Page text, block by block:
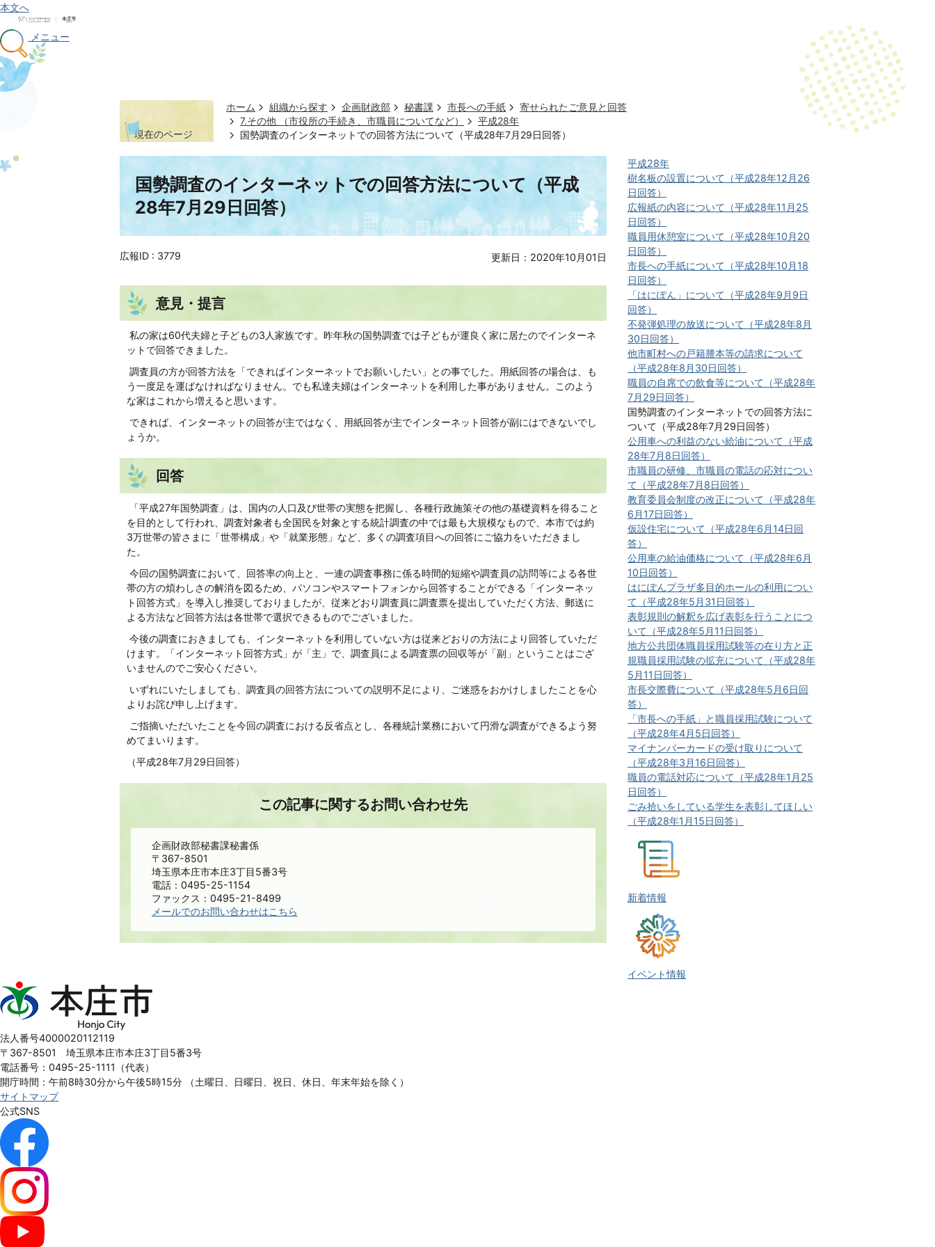
本文へ
メニュー
現在のページ
ホーム 組織から探す 企画財政部 秘書課 市長への手紙
寄せられたご意見と回答
7.その他 （市役所の手続き、市職員についてなど）
平成28年
国勢調査のインターネットでの回答方法について（平成28年7月29日回答）
国勢調査のインターネットでの回答方法について（平成
28年7月29日回答）
更新日：2020年10月01日
広報ID : 3779
意見・提言
私の家は60代夫婦と子どもの3人家族です。昨年秋の国勢調査では子どもが運良く家に居たのでインターネ
ットで回答できました。
調査員の方が回答方法を「できればインターネットでお願いしたい」との事でした。用紙回答の場合は、も
う一度足を運ばなければなりません。でも私達夫婦はインターネットを利用した事がありません。このよう
な家はこれから増えると思います。
できれば、インターネットの回答が主ではなく、用紙回答が主でインターネット回答が副にはできないでし
ょうか。
回答
「平成27年国勢調査」は、国内の人口及び世帯の実態を把握し、各種行政施策その他の基礎資料を得ること
を目的として行われ、調査対象者も全国民を対象とする統計調査の中では最も大規模なもので、本市では約
3万世帯の皆さまに「世帯構成」や「就業形態」など、多くの調査項目への回答にご協力をいただきまし
た。
今回の国勢調査において、回答率の向上と、一連の調査事務に係る時間的短縮や調査員の訪問等による各世
帯の方の煩わしさの解消を図るため、パソコンやスマートフォンから回答することができる「インターネッ
ト回答方式」を導入し推奨しておりましたが、従来どおり調査員に調査票を提出していただく方法、郵送に
よる方法など回答方法は各世帯で選択できるものでございました。
今後の調査におきましても、インターネットを利用していない方は従来どおりの方法により回答していただ
けます。「インターネット回答方式」が「主」で、調査員による調査票の回収等が「副」ということはござ
いませんのでご安心ください。
いずれにいたしましても、調査員の回答方法についての説明不足により、ご迷惑をおかけしましたことを心
よりお詫び申し上げます。
ご指摘いただいたことを今回の調査における反省点とし、各種統計業務において円滑な調査ができるよう努
めてまいります。
（平成28年7月29日回答）
この記事に関するお問い合わせ先
企画財政部秘書課秘書係
〒367-8501
埼玉県本庄市本庄3丁目5番3号
電話：0495-25-1154
ファックス：0495-21-8499
メールでのお問い合わせはこちら
平成28年
樹名板の設置について（平成28年12月26
日回答）
広報紙の内容について（平成28年11月25
日回答）
職員用休憩室について（平成28年10月20
日回答）
市長への手紙について（平成28年10月18
日回答）
「はにぽん」について（平成28年9月9日
回答）
不発弾処理の放送について（平成28年8月
30日回答）
他市町村への戸籍謄本等の請求について
（平成28年8月30日回答）
職員の自席での飲食等について（平成28年
7月29日回答）
国勢調査のインターネットでの回答方法に
ついて（平成28年7月29日回答）
公用車への利益のない給油について（平成
28年7月8日回答）
市職員の研修、市職員の電話の応対につい
て（平成28年7月8日回答）
教育委員会制度の改正について（平成28年
6月17日回答）
仮設住宅について（平成28年6月14日回
答）
公用車の給油価格について（平成28年6月
10日回答）
はにぽんプラザ多目的ホールの利用につい
て（平成28年5月31日回答）
表彰規則の解釈を広げ表彰を行うことにつ
いて（平成28年5月11日回答）
地方公共団体職員採用試験等の在り方と正
規職員採用試験の拡充について（平成28年
5月11日回答）
市長交際費について（平成28年5月6日回
答）
「市長への手紙」と職員採用試験について
（平成28年4月5日回答）
マイナンバーカードの受け取りについて
（平成28年3月16日回答）
職員の電話対応について（平成28年1月25
日回答）
ごみ拾いをしている学生を表彰してほしい
（平成28年1月15日回答）
新着情報
イベント情報
本
庄
Honjo
City
法人番号4000020112119
〒367-8501 埼玉県本庄市本庄3丁目5番3号
電話番号：0495-25-1111（代表）
開庁時間：午前8時30分から午後5時15分
（土曜日、日曜日、祝日、休日、年末年始を除く）
サイトマップ
公式SNS